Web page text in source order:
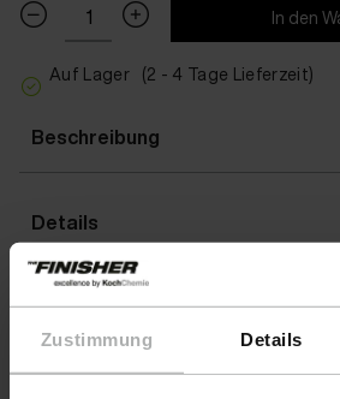
Zustimmung Details
In den
Auf Lager (2 - 4 Tage Lieferzeit)
Beschreibung
Details